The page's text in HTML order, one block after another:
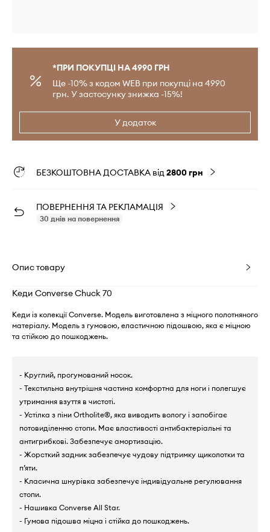
*ПРИ ПОКУПЦІ НА 4990 ГРН
Ще -10% з кодом WEB при покупці на 4990
грн. У застосунку знижка -15%!
У додаток
БЕЗКОШТОВНА ДОСТАВКА від2800 грн
ПОВЕРНЕННЯ ТА РЕКЛАМАЦІЯ
30 днів на повернення
Опис товару
Кеди Converse Chuck 70
Кеди із колекції Converse. Модель виготовлена з міцного полотняного
матеріалу. Модель з гумовою, еластичною підошвою, яка є міцною
та стійкою до пошкоджень.
- Круглий, прогумований носок.
- Текстильна внутрішня частина комфортна для ноги і полегшує
утримання взуття в чистоті.
- Устілка з піни Ortholite®, яка виводить вологу і запобігає
потовиділенню стопи. Має властивості антибактеріальні та
антигрибкові. Забезпечує амортизацію.
- Жорсткий задник забезпечує чудову підтримку щиколотки та
п’яти.
- Класична шнурівка забезпечує індивідуальне регулювання
стопи.
- Нашивка Converse All Star.
- Гумова підошва міцна і стійка до пошкоджень.